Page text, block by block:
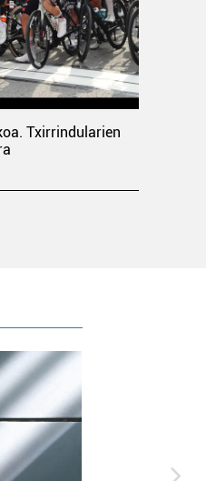
Txirrindularien